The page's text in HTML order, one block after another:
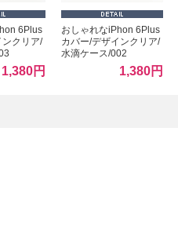
6Plus
ンクリア/
1,380円
おしゃれなiPhon 6Plus
カバー/デザインクリア/
水滴ケース/002
1,380円